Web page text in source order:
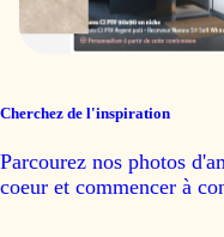
Cherchez de l'inspiration
Parcourez nos photos
coeur et commencer à